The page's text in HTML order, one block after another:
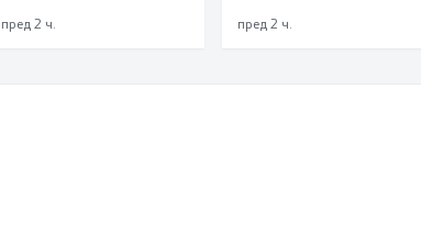
зголемува извозот
пред 2 ч.
нема нови доцнења
пред 2 ч.